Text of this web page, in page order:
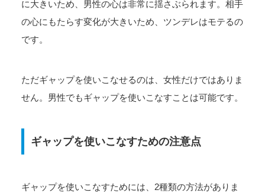
に大きいため、男性の心は非常に揺さぶられます。相手
の心にもたらす変化が大きいため、ツンデレはモテるの
です。
ただギャップを使いこなせるのは、女性だけではありま
せん。男性でもギャップを使いこなすことは可能です。
ギャップを使いこなすための注意点
ギャップを使いこなすためには、2種類の方法がありま